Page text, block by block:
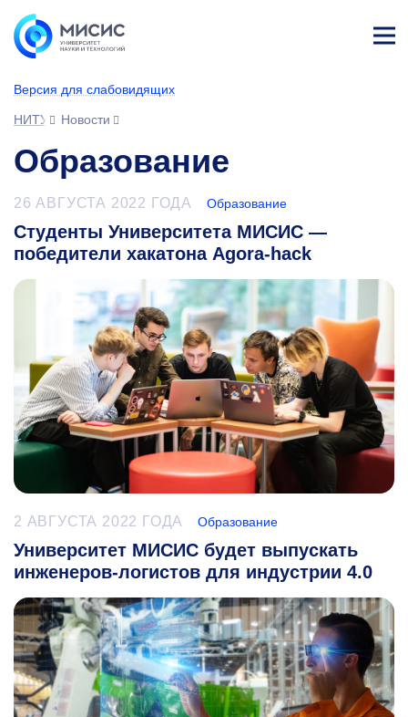
Версия для слабовидящих
НИТУ МИСИС
Новости
Образование
26 АВГУСТА 2022 ГОДА Образование
Студенты Университета МИСИС —
победители хакатона Agora-hack
2 АВГУСТА 2022 ГОДА Образование
Университет МИСИС будет выпускать
инженеров-логистов для индустрии 4.0